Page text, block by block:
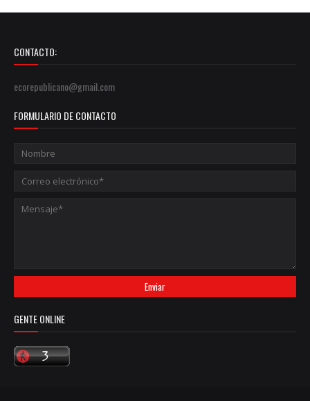
CONTACTO:
ecorepublicano@gmail.com
FORMULARIO DE CONTACTO
GENTE ONLINE